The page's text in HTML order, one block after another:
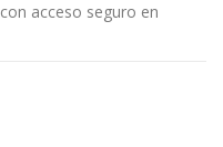
acceso seguro en